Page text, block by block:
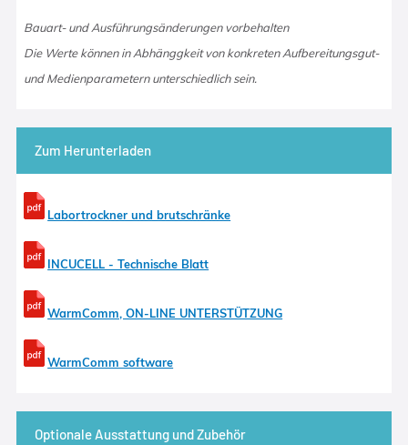
Bauart- und Ausführungsänderungen vorbehalten
Die Werte können in Abhänggkeit von konkreten Aufbereitungsgut-
und Medienparametern unterschiedlich sein.
Zum Herunterladen
Labortrockner und brutschränke
INCUCELL - Technische Blatt
WarmComm, ON-LINE UNTERSTÜTZUNG
WarmComm software
Optionale Ausstattung und Zubehör